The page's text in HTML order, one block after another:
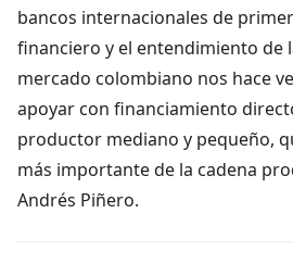
bancos internacionales de
financiero y el entendimiento de
mercado colombiano nos hace
apoyar con financiamiento
productor mediano y pequeño,
más importante de la cadena
Andrés Piñero.